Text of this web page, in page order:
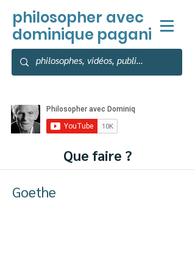
philosopher avec
dominique pagani
Que faire ?
Goethe